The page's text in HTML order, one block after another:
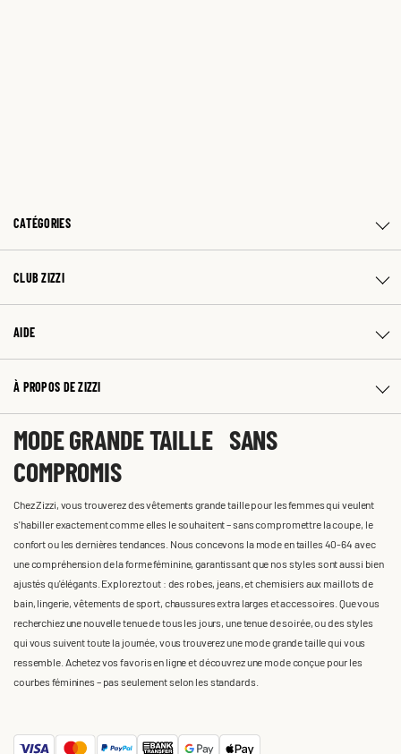
CATÉGORIES
CLUB ZIZZI
AIDE
À PROPOS DE ZIZZI
MODE GRANDE TAILLE SANS
COMPROMIS
Chez Zizzi, vous trouverez des vêtements grande taille pour les femmes qui veulent
s'habiller exactement comme elles le souhaitent – sans compromettre la coupe, le
confort ou les dernières tendances. Nous concevons la mode en tailles 40-64 avec
une compréhension de la forme féminine, garantissant que nos styles sont aussi bien
ajustés qu'élégants. Explorez tout : des robes, jeans, et chemisiers aux maillots de
bain, lingerie, vêtements de sport, chaussures extra larges et accessoires. Que vous
recherchiez une nouvelle tenue de tous les jours, une tenue de soirée, ou des styles
qui vous suivent toute la journée, vous trouverez une mode grande taille qui vous
ressemble. Achetez vos favoris en ligne et découvrez une mode conçue pour les
courbes féminines – pas seulement selon les standards.